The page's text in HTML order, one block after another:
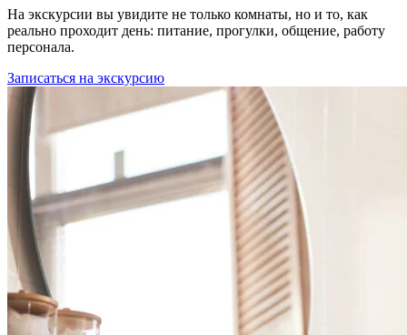
На экскурсии вы увидите не только комнаты, но и то, как
реально проходит день: питание, прогулки, общение, работу
персонала.
Записаться на экскурсию